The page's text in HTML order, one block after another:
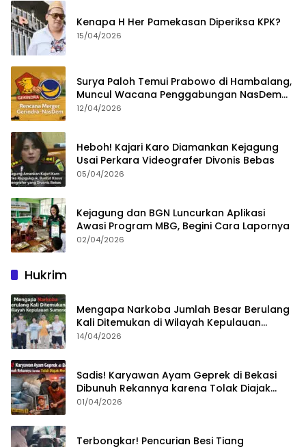
Kenapa H Her Pamekasan Diperiksa KPK?
15/04/2026
Surya Paloh Temui Prabowo di Hambalang,
Muncul Wacana Penggabungan NasDem
dan Gerindra
12/04/2026
Heboh! Kajari Karo Diamankan Kejagung
Usai Perkara Videografer Divonis Bebas
05/04/2026
Kejagung dan BGN Luncurkan Aplikasi
Awasi Program MBG, Begini Cara Lapornya
02/04/2026
Hukrim
Mengapa Narkoba Jumlah Besar Berulang
Kali Ditemukan di Wilayah Kepulauan
Sumenep?
14/04/2026
Sadis! Karyawan Ayam Geprek di Bekasi
Dibunuh Rekannya karena Tolak Diajak
Merampok Majikan
01/04/2026
Terbongkar! Pencurian Besi Tiang